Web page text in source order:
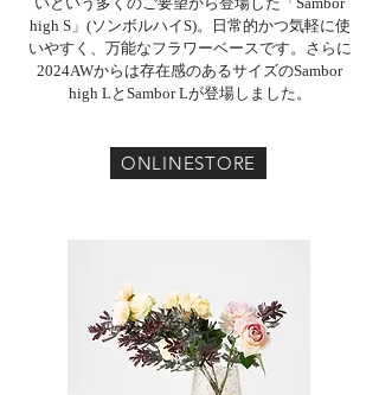
high S」(ソンボルハイS)。日常的かつ気軽に使
いやすく、万能なフラワーベースです。 ​さらに
2024AWからは存在感のあるサイズのSambor
high LとSambor Lが登場しました。
ONLINESTORE